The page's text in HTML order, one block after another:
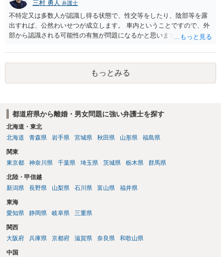
三村 勇人 弁護士
不特定又は多数人が認識し得る状態で、性交等をしたり、陰部等を露
出すれば、公然わいせつが成立します。 車内ということですので、外
部から認識される可能性の有無が問題になるかと思います。
もっとみる
都道府県から離婚・男女問題に強い弁護士を探す
北海道・東北
北海道
青森県 岩手県 宮城県 秋田県 山形県 福島県
関東
東京都
神奈川県 千葉県 埼玉県 茨城県 栃木県 群馬県
北陸・甲信越
新潟県
長野県 山梨県 石川県 富山県 福井県
東海
愛知県
静岡県 岐阜県 三重県
関西
大阪府
兵庫県 京都府 滋賀県 奈良県 和歌山県
中国